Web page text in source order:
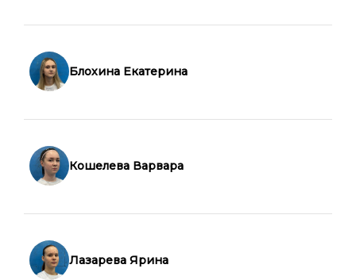
Блохина Екатерина
Кошелева Варвара
Лазарева Ярина